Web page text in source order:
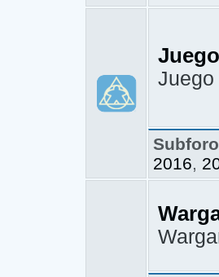
2016,